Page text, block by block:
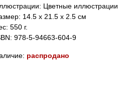
Цветные иллюстрации
14.5 x 21.5 x 2.5 см
550 г.
978-5-94663-604-9
распродано